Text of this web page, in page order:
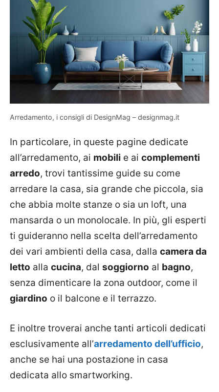
Arredamento, i consigli di DesignMag – designmag.it
In particolare, in queste pagine dedicate
all’arredamento, ai mobili e ai complementi
arredo, trovi tantissime guide su come
arredare la casa, sia grande che piccola, sia
che abbia molte stanze o sia un loft, una
mansarda o un monolocale. In più, gli esperti
ti guideranno nella scelta dell’arredamento
dei vari ambienti della casa, dalla camera da
letto alla cucina, dal soggiorno al bagno,
senza dimenticare la zona outdoor, come il
giardino o il balcone e il terrazzo.
E inoltre troverai anche tanti articoli dedicati
esclusivamente all’arredamento dell’ufficio,
anche se hai una postazione in casa
dedicata allo smartworking.